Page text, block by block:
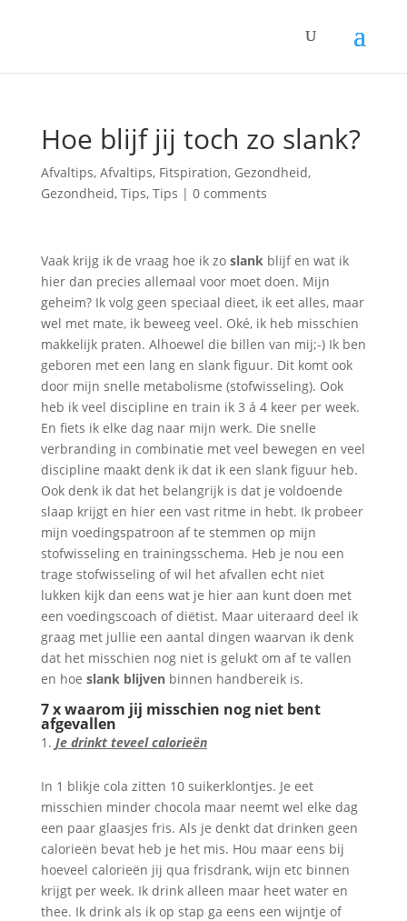
Hoe blijf jij toch zo slank?
Afvaltips, Afvaltips, Fitspiration, Gezondheid,
Gezondheid, Tips, Tips | 0 comments
Vaak krijg ik de vraag hoe ik zo slankblijf en wat ik
hier dan precies allemaal voor moet doen. Mijn
geheim? Ik volg geen speciaal dieet, ik eet alles, maar
wel met mate, ik beweeg veel. Oké, ik heb misschien
makkelijk praten. Alhoewel die billen van mij;-) Ik ben
geboren met een lang en slank figuur. Dit komt ook
door mijn snelle metabolisme (stofwisseling). Ook
heb ik veel discipline en train ik 3 á 4 keer per week.
En fiets ik elke dag naar mijn werk. Die snelle
verbranding in combinatie met veel bewegen en veel
discipline maakt denk ik dat ik een slank figuur heb.
Ook denk ik dat het belangrijk is dat je voldoende
slaap krijgt en hier een vast ritme in hebt. Ik probeer
mijn voedingspatroon af te stemmen op mijn
stofwisseling en trainingsschema. Heb je nou een
trage stofwisseling of wil het afvallen echt niet
lukken kijk dan eens wat je hier aan kunt doen met
een voedingscoach of diëtist. Maar uiteraard deel ik
graag met jullie een aantal dingen waarvan ik denk
dat het misschien nog niet is gelukt om af te vallen
en hoe slank blijvenbinnen handbereik is.
7 x waarom jij misschien nog niet bent
afgevallen
Je drinkt teveel calorieën
In 1 blikje cola zitten 10 suikerklontjes. Je eet
misschien minder chocola maar neemt wel elke dag
een paar glaasjes fris. Als je denkt dat drinken geen
calorieën bevat heb je het mis. Hou maar eens bij
hoeveel calorieën jij qua frisdrank, wijn etc binnen
krijgt per week. Ik drink alleen maar heet water en
thee. Ik drink als ik op stap ga eens een wijntje of